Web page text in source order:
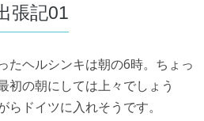
張記01
たヘルシンキは朝の6時。ちょ っ
初の朝にしては上々でしょう
ドイツに入れそうです。